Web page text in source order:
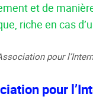
et de
riche en cas
pour
pour